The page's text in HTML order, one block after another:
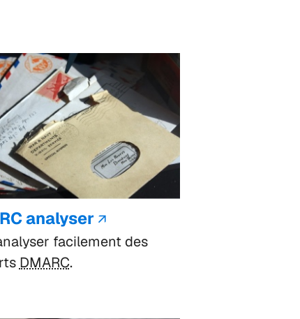
analyser
facilement des
DMARC.